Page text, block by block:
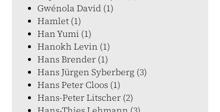
Gwénola David (1)
Hamlet (1)
Han Yumi (1)
Hanokh Levin (1)
Hans Brender (1)
Hans Jürgen Syberberg (3)
Hans Peter Cloos (1)
Hans-Peter Litscher (2)